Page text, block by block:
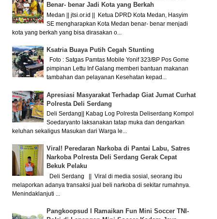
Benar- benar Jadi Kota yang Berkah
Medan || jtsi.or.id || Ketua DPRD Kota Medan, Hasyim
SE mengharapkan Kota Medan benar- benar menjadi
kota yang berkah yang bisa dirasakan o...
Ksatria Buaya Putih Cegah Stunting
Foto : Satgas Pamtas Mobile Yonif 323/BP Pos Gome
pimpinan Lettu Inf Galang memberi bantuan makanan
tambahan dan pelayanan Kesehatan kepad...
Apresiasi Masyarakat Terhadap Giat Jumat Curhat
Polresta Deli Serdang
Deli Serdang|| Kabag Log Polresta Deliserdang Kompol
Soedaryanto laksanakan tatap muka dan dengarkan
keluhan sekaligus Masukan dari Warga le...
Viral! Peredaran Narkoba di Pantai Labu, Satres
Narkoba Polresta Deli Serdang Gerak Cepat
Bekuk Pelaku
Deli Serdang || Viral di media sosial, seorang ibu
melaporkan adanya transaksi jual beli narkoba di sekitar rumahnya.
Menindaklanjuti ...
Pangkoopsud I Ramaikan Fun Mini Soccer TNI-